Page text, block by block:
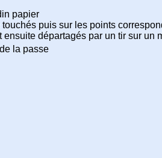
papier
puis sur les points
ensuite départagés par un tir sur
la passe